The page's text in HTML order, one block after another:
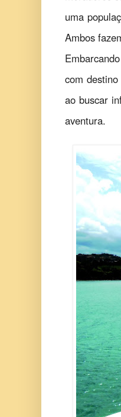
uma
Ambos
com
ao buscar
aventura.